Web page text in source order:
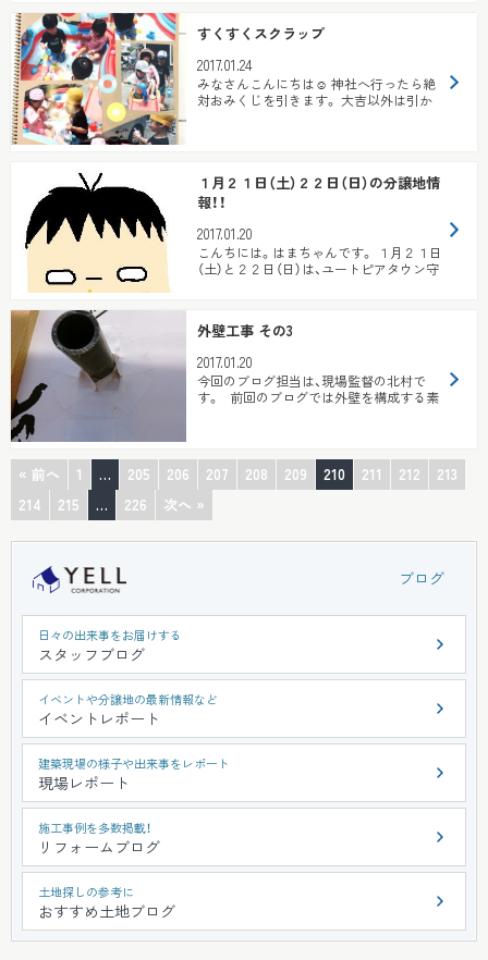
すくすくスクラップ
2017.01.24
みなさんこんにちは☺ 神社へ行ったら絶
対おみくじを引きます。 大吉以外は引か
１月２１日（土）２２日（日）の分譲地情
報！！
2017.01.20
こんちには。はまちゃんです。 １月２１日
（土）と２２日（日）は、ユートピアタウン守
外壁工事 その3
2017.01.20
今回のブログ担当は、現場監督の北村で
す。 前回のブログでは外壁を構成する素
« 前へ 1 … 205 206 207 208 209 210 211 212
213
214
215 … 226 次へ »
ブログ
日々の出来事をお届けする
スタッフブログ
イベントや分譲地の最新情報など
イベントレポート
建築現場の様子や出来事をレポート
現場レポート
施工事例を多数掲載！
リフォームブログ
土地探しの参考に
おすすめ土地ブログ